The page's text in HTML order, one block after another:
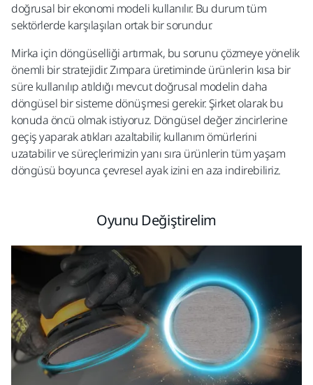
doğrusal bir ekonomi modeli kullanılır. Bu durum tüm
sektörlerde karşılaşılan ortak bir sorundur.​
Mirka için döngüselliği artırmak, bu sorunu çözmeye yönelik
önemli bir stratejidir. Zımpara üretiminde ürünlerin kısa bir
süre kullanılıp atıldığı mevcut doğrusal modelin daha
döngüsel bir sisteme dönüşmesi gerekir. Şirket olarak bu
konuda öncü olmak istiyoruz. Döngüsel değer zincirlerine
geçiş yaparak atıkları azaltabilir, kullanım ömürlerini
uzatabilir ve süreçlerimizin yanı sıra ürünlerin tüm yaşam
döngüsü boyunca çevresel ayak izini en aza indirebiliriz.
Oyunu Değiştirelim